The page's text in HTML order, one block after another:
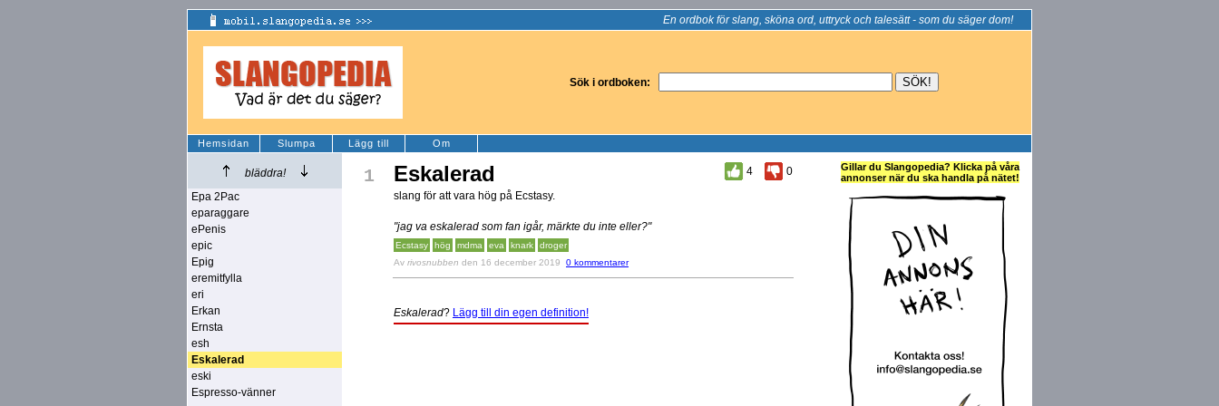
En ordbok för slang, sköna ord, uttryck och talesätt - som du säger dom!
Sök i ordboken:
Hemsidan Slumpa Lägg till Om
bläddra!
Epa 2Pac
eparaggare
ePenis
epic
Epig
eremitfylla
eri
Erkan
Ernsta
esh
Eskalerad
eski
Espresso-vänner
1 Eskalerad 4
0
slang för att vara hög på Ecstasy.
"jag va eskalerad som fan igår, märkte du inte eller?"
Ecstasy hög mdma eva knark
droger
Av rivosnubben den 16 december 2019 0 kommentarer
Eskalerad? Lägg till din egen definition!
Gillar du Slangopedia? Klicka på våra
annonser när du ska handla på nätet!